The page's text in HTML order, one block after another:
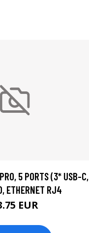
5 PORTS (3* USB-C,
ETHERNET RJ4
EUR